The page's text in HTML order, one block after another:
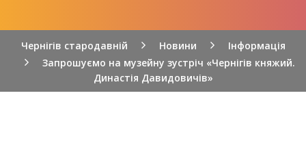
Чернігів стародавній Новини
Інформація
Запрошуємо на музейну зустріч «Чернігів княжий.
Династія Давидовичів»